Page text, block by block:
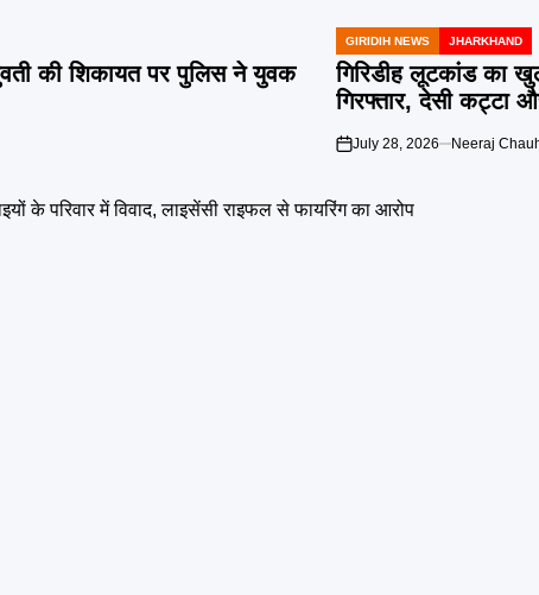
की शिकायत पर पुलिस ने युवक
POSTED
IN
GIRIDIH NEWS JHARKHAND
गिरिडीह लूटकांड का
गिरफ्तार, देसी कट्टा
on
July 28, 2026 Neeraj